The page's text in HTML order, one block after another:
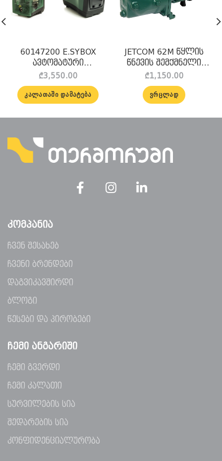
60147200 E.SYBOX
ავტომატური
თვითშემწოვი ტუმბო
DAB
₾3,550.00
ᲙᲐᲚᲐᲗᲐᲨᲘ ᲓᲐᲛᲐᲢᲔᲑᲐ
JETCOM 62M წყლის
წნევის შემქმნელი
ჰიდროფორი + Brio
tank
₾1,150.00
ᲕᲠᲪᲚᲐᲓ
ᲙᲝᲛᲞᲐᲜᲘᲐ
ჩვენ შესახებ
ჩვენი ბრენდები
დაგვიკავშირდი
ბლოგი
წესები და პირობები
ᲩᲔᲛᲘ ᲐᲜᲒᲐᲠᲘᲨᲘ
ჩემი გვერდი
ჩემი კალათი
სურვილების სია
შედარების სია
კონფიდენციალურობა